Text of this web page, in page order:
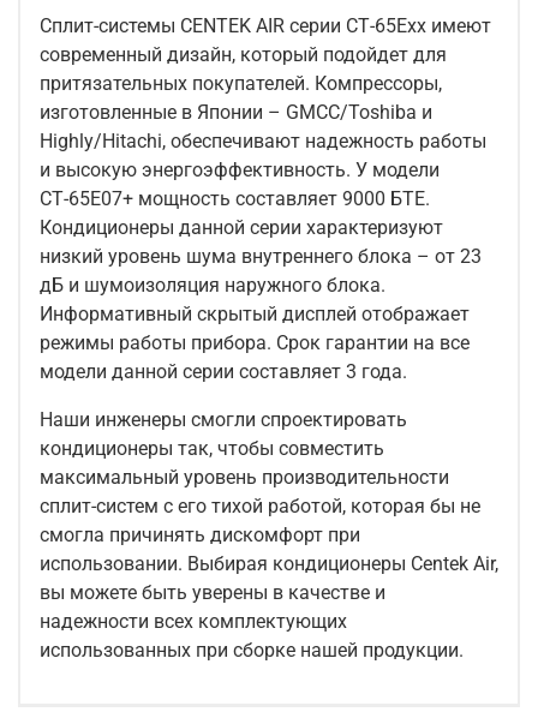
Сплит-системы CENTEK AIR серии СТ-65Ехх имеют
современный дизайн, который подойдет для
притязательных покупателей. Компрессоры,
изготовленные в Японии – GMCC/Toshiba и
Highly/Hitachi, обеспечивают надежность работы
и высокую энергоэффективность. У модели
СТ-65Е07+ мощность составляет 9000 БТЕ.
Кондиционеры данной серии характеризуют
низкий уровень шума внутреннего блока – от 23
дБ и шумоизоляция наружного блока.
Информативный скрытый дисплей отображает
режимы работы прибора. Срок гарантии на все
модели данной серии составляет 3 года.
Наши инженеры смогли спроектировать
кондиционеры так, чтобы совместить
максимальный уровень производительности
сплит-систем с его тихой работой, которая бы не
смогла причинять дискомфорт при
использовании. Выбирая кондиционеры Centek Air,
вы можете быть уверены в качестве и
надежности всех комплектующих
использованных при сборке нашей продукции.